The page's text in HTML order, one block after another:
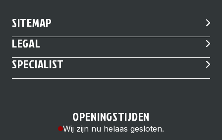
SITEMAP
LEGAL
SPECIALIST
OPENINGSTIJDEN
Wij zijn nu helaas gesloten.